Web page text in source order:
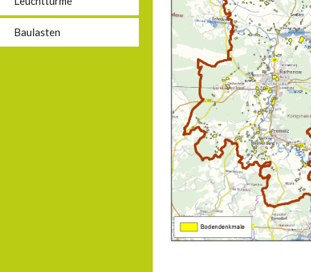
Baulasten